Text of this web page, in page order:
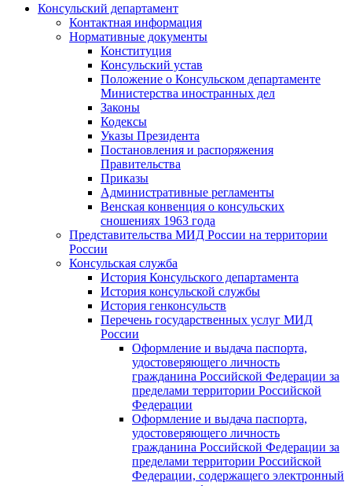
Консульский департамент
Контактная информация
Нормативные документы
Конституция
Консульский устав
Положение о Консульском департаменте
Министерства иностранных дел
Законы
Кодексы
Указы Президента
Постановления и распоряжения
Правительства
Приказы
Административные регламенты
Венская конвенция о консульских
сношениях 1963 года
Представительства МИД России на территории
России
Консульская служба
История Консульского департамента
История консульской службы
История генконсульств
Перечень государственных услуг МИД
России
Оформление и выдача паспорта,
удостоверяющего личность
гражданина Российской Федерации за
пределами территории Российской
Федерации
Оформление и выдача паспорта,
удостоверяющего личность
гражданина Российской Федерации за
пределами территории Российской
Федерации, содержащего электронный